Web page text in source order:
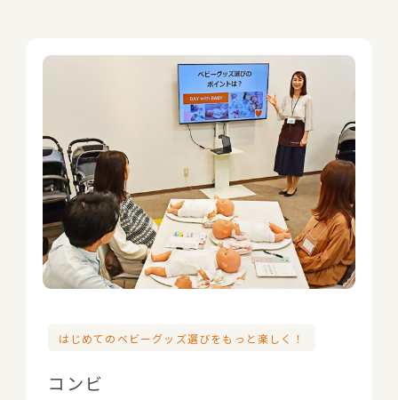
はじめてのベビーグッズ選びをもっと楽しく！
コンビ